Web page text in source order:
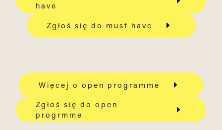
have
Zgłoś się do must have
Więcej o open programme
Zgłoś się do open
progrmme